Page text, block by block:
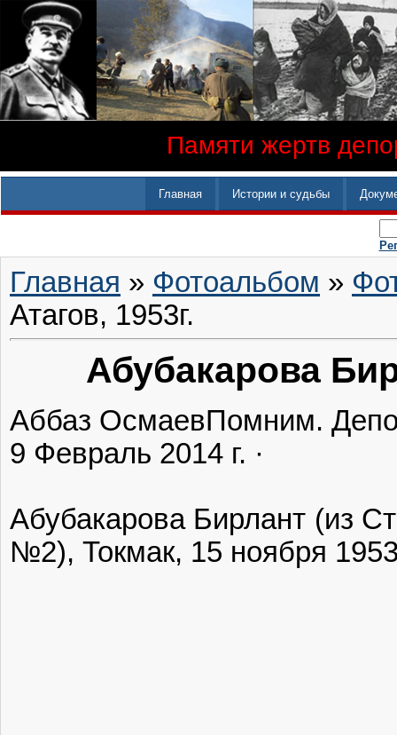
Памяти жертв
Главная Истории и судьбы
Главная » Фотоальбом »
Атагов, 1953г.
Абубакарова
Аббаз Осмаев‎Помним.
9 Февраль 2014 г. ·
Абубакарова Бирлант (из
№2), Токмак, 15 ноября